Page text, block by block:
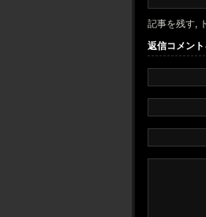
記事を残す,
返信コメン